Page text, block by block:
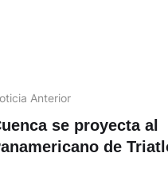
Anterior
se proyecta al
de